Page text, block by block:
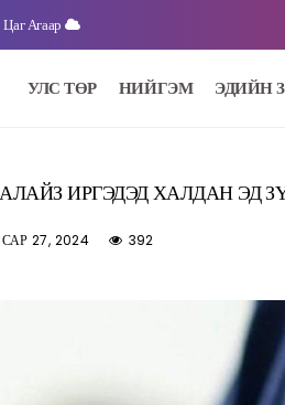
Агаар
УЛС ТӨР НИЙГЭМ ЭДИЙН
ИРГЭДЭД ХАЛДАН ЭД
27, 2024 392